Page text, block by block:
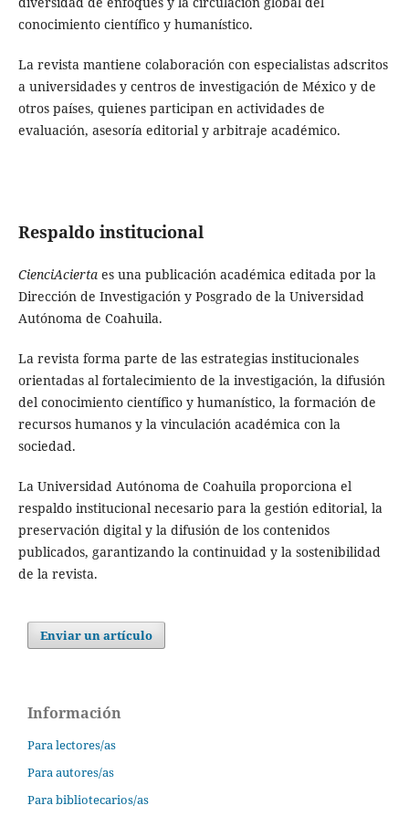
conocimiento científico y humanístico.
La revista mantiene colaboración con especialistas adscritos
a universidades y centros de investigación de México y de
otros países, quienes participan en actividades de
evaluación, asesoría editorial y arbitraje académico.
Respaldo institucional
CienciAciertaes una publicación académica editada por la
Dirección de Investigación y Posgrado de la Universidad
Autónoma de Coahuila.
La revista forma parte de las estrategias institucionales
orientadas al fortalecimiento de la investigación, la difusión
del conocimiento científico y humanístico, la formación de
recursos humanos y la vinculación académica con la
sociedad.
La Universidad Autónoma de Coahuila proporciona el
respaldo institucional necesario para la gestión editorial, la
preservación digital y la difusión de los contenidos
publicados, garantizando la continuidad y la sostenibilidad
de la revista.
Enviar un artículo
Información
Para lectores/as
Para autores/as
Para bibliotecarios/as